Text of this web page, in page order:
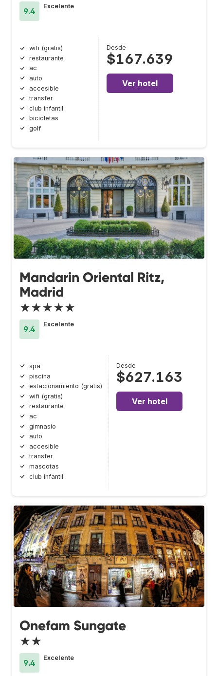
9.4
Excelente
wifi (gratis)
restaurante
ac
auto
accesible
transfer
club infantil
bicicletas
golf
Desde
$167.639
Ver hotel
Mandarin Oriental Ritz,
Madrid
★★★★★
9.4
Excelente
spa
piscina
estacionamiento (gratis)
wifi (gratis)
restaurante
ac
gimnasio
auto
accesible
transfer
mascotas
club infantil
Desde
$627.163
Ver hotel
Onefam Sungate
★★
9.4
Excelente